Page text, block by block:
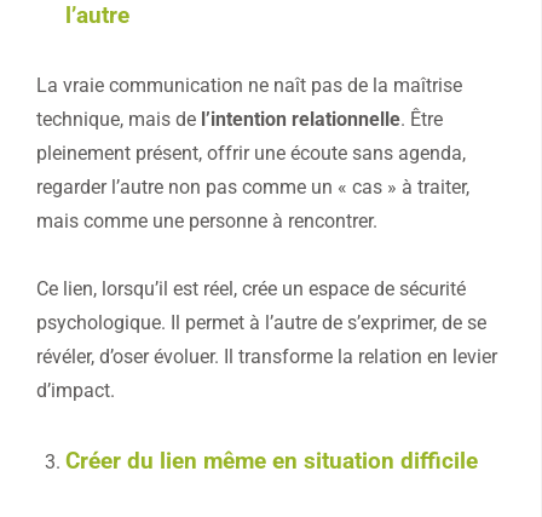
l’autre
La vraie communication ne naît pas de la maîtrise
technique, mais de l’intention relationnelle. Être
pleinement présent, offrir une écoute sans agenda,
regarder l’autre non pas comme un « cas » à traiter,
mais comme une personne à rencontrer.
Ce lien, lorsqu’il est réel, crée un espace de sécurité
psychologique. Il permet à l’autre de s’exprimer, de se
révéler, d’oser évoluer. Il transforme la relation en levier
d’impact.
Créer du lien même en situation difficile